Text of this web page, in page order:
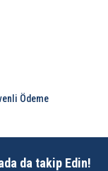
Ödeme
da takip Edin!